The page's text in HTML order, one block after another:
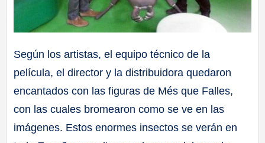
Según los artistas, el equipo técnico de la
película, el director y la distribuidora quedaron
encantados con las figuras de Més que Falles,
con las cuales bromearon como se ve en las
imágenes. Estos enormes insectos se verán en